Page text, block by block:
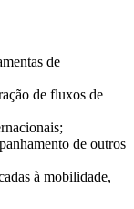
de
de fluxos de
de outros
à mobilidade,